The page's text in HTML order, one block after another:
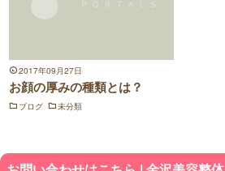
2017年09月27日
お顔の厚みの種類とは？
ブログ 未分類